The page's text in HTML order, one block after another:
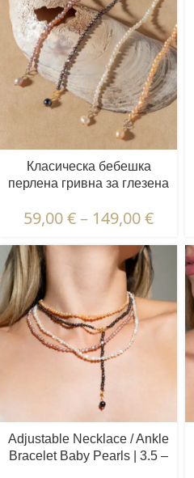
Класическа бебешка
перлена гривна за глезена
перли
59,00€– 149,00€
Adjustable Necklace / Ankle
Bracelet Baby Pearls | 3.5 –